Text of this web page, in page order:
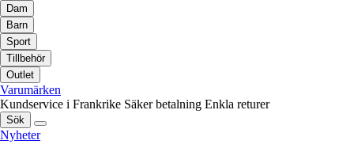
Dam
Barn
Sport
Tillbehör
Outlet
Varumärken
Kundservice i Frankrike Säker betalning Enkla returer
Sök
Nyheter